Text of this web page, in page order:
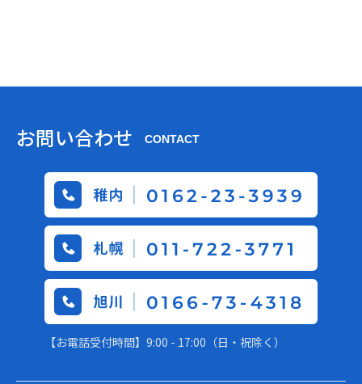
お問い合わせ CONTACT
【お電話受付時間】9:00 - 17:00（日・祝除く）